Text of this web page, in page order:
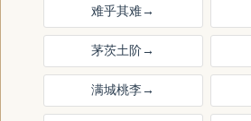
难乎其难→
茅茨土阶→
满城桃李→